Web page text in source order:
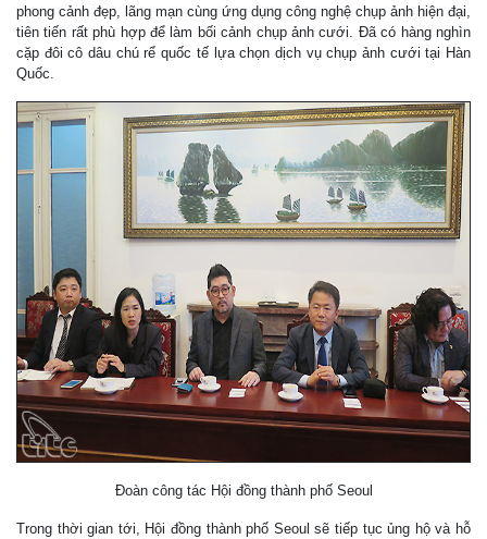
phong cảnh đẹp, lãng mạn cùng ứng dụng công nghệ chụp ảnh hiện đại,
tiên tiến rất phù hợp để làm bối cảnh chụp ảnh cưới. Đã có hàng nghìn
cặp đôi cô dâu chú rể quốc tế lựa chọn dịch vụ chụp ảnh cưới tại Hàn
Quốc.
Đoàn công tác Hội đồng thành phố Seoul
Trong thời gian tới, Hội đồng thành phố Seoul sẽ tiếp tục ủng hộ và hỗ